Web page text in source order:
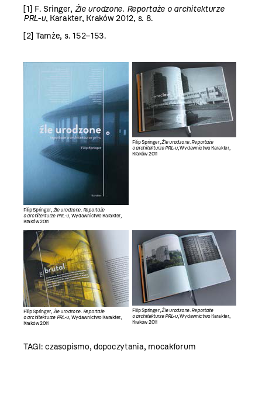
[1] F. Sringer, Źle urodzone. Reportaże o architekturze
PRL-u, Karakter, Kraków 2012, s. 8.
[2] Tamże, s. 152–153.
Filip Springer, Źle urodzone. Reportaże
o architekturze PRL-u , Wydawnictwo Karakter,
Kraków 2011
Filip Springer, Źle urodzone. Reportaże
o architekturze PRL-u, Wydawnictwo Karakter,
Kraków 2011
Filip Springer, Źle urodzone. Reportaże
o architekturze PRL-u , Wydawnictwo Karakter,
Kraków 2011
Filip Springer, Źle urodzone. Reportaże
o architekturze PRL-u, Wydawnictwo Karakter,
Kraków 2011
TAGI:czasopismo, dopoczytania, mocakforum